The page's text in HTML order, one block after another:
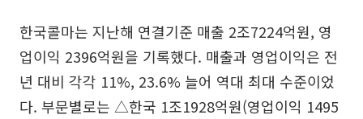
한국콜마는 지난해 연결기준 매출 2조7224억원, 영
업이익 2396억원을 기록했다. 매출과 영업이익은 전
년 대비 각각 11%, 23.6% 늘어 역대 최대 수준이었
다. 부문별로는 △한국 1조1928억원(영업이익 1495